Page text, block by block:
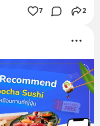
7 2